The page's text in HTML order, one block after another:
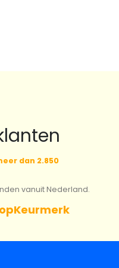
dan 2.850
vanuit Nederland.